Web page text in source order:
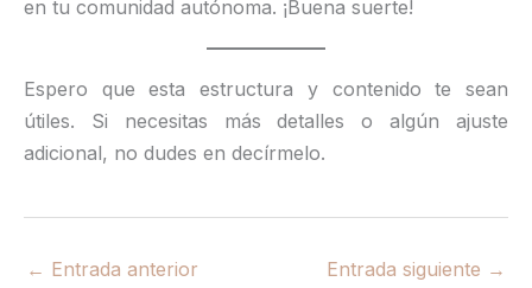
en tu comunidad autónoma. ¡Buena suerte!
Espero que esta estructura y contenido te sean
útiles. Si necesitas más detalles o algún ajuste
adicional, no dudes en decírmelo.
← Entrada anterior Entrada siguiente →